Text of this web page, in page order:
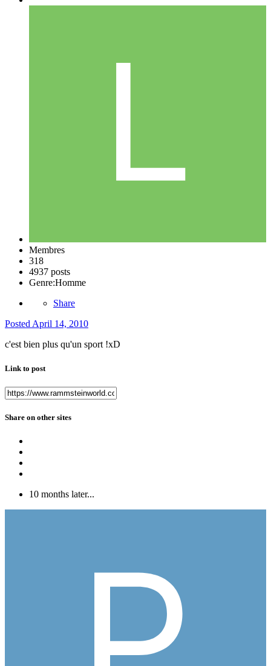
Membres
318
4937 posts
Genre:Homme
Share
PostedApril 14, 2010
c'est bien plus qu'un sport !xD
Link to post
Share on other sites
10 months later...